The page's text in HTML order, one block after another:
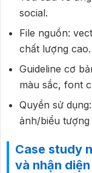
social.
File nguồn:
chất lượng cao.
Guideline cơ
màu sắc, font
Quyền sử
ảnh/biểu
Case study
và nhận